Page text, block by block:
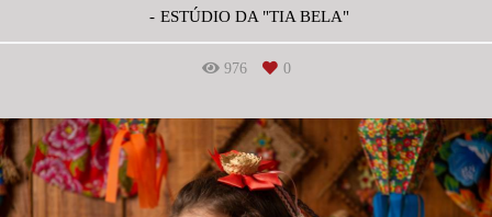
ESTÚDIO DA "TIA BELA"
976 0